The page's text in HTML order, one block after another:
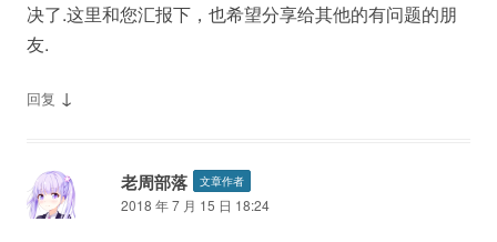
决了.这里和您汇报下，也希望分享给其他的有问题的朋
友.
回复 ↓
老周部落 文章作者
2018 年 7 月 15 日 18:24